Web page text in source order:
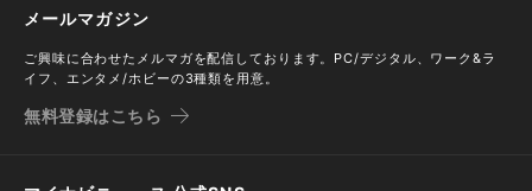
メールマガジン
ご興味に合わせたメルマガを配信しております。PC/デジタル、ワーク&ラ
イフ、エンタメ/ホビーの3種類を用意。
無料登録はこちら